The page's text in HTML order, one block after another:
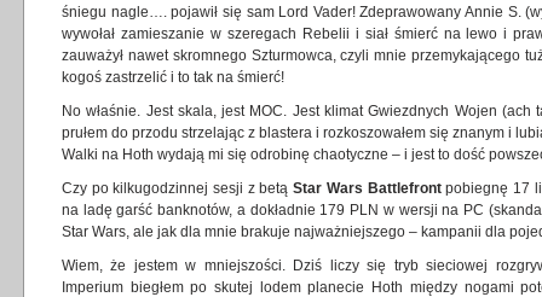
śniegu nagle…. pojawił się sam Lord Vader! Zdeprawowany Annie S.
wywołał zamieszanie w szeregach Rebelii i siał śmierć na lewo i
zauważył nawet skromnego Szturmowca, czyli mnie przemykającego
kogoś zastrzelić i to tak na śmierć!
No właśnie. Jest skala, jest MOC. Jest klimat Gwiezdnych Wojen (ach
prułem do przodu strzelając z blastera i rozkoszowałem się znanym i
Walki na Hoth wydają mi się odrobinę chaotyczne – i jest to dość
Czy po kilkugodzinnej sesji z betąStar Wars Battlefrontpobiegnę 17
na ladę garść banknotów, a dokładnie 179 PLN w wersji na PC
Star Wars, ale jak dla mnie brakuje najważniejszego – kampanii dla
Wiem, że jestem w mniejszości. Dziś liczy się tryb sieciowej
Imperium biegłem po skutej lodem planecie Hoth między nogami